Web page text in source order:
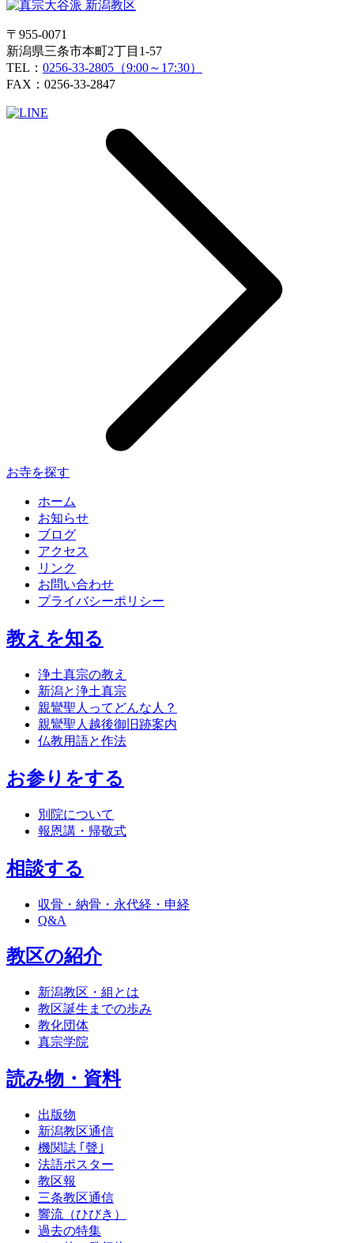
〒955-0071
新潟県三条市本町2丁目1-57
TEL： 0256-33-2805（9:00～17:30）
FAX：0256-33-2847
お寺を探す
ホーム
お知らせ
ブログ
アクセス
リンク
お問い合わせ
プライバシーポリシー
教えを知る
浄土真宗の教え
新潟と浄土真宗
親鸞聖人ってどんな人？
親鸞聖人越後御旧跡案内
仏教用語と作法
お参りをする
別院について
報恩講・帰敬式
相談する
収骨・納骨・永代経・申経
Q&A
教区の紹介
新潟教区・組とは
教区誕生までの歩み
教化団体
真宗学院
読み物・資料
出版物
新潟教区通信
機関誌 ｢聲｣
法語ポスター
教区報
三条教区通信
響流（ひびき）
過去の特集